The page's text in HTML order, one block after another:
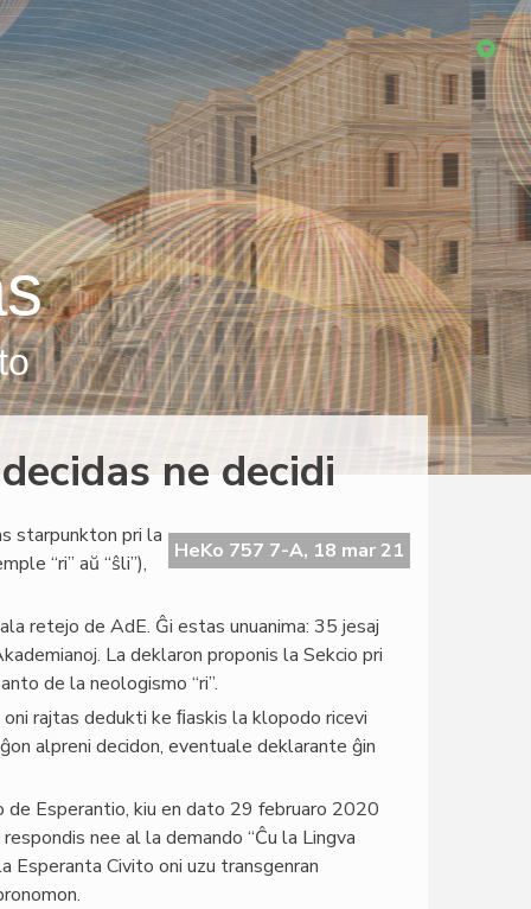
ne decidi
HeKo 757 7-A, 18 mar 21
starpunkton pri la
“ri” aŭ “ŝli”),
retejo de AdE. Ĝi estas unuanima: 35 jesaj
La deklaron proponis la Sekcio pri
de la neologismo “ri”.
rajtas dedukti ke ﬁaskis la klopodo ricevi
alpreni decidon, eventuale deklarante ĝin
Esperantio, kiu en dato 29 februaro 2020
nee al la demando “Ĉu la Lingva
Esperanta Civito oni uzu transgenran